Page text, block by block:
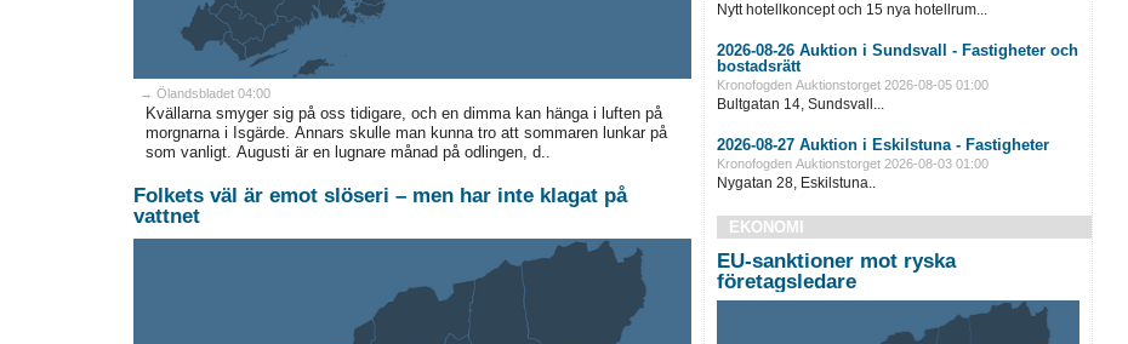
→ Ölandsbladet 04:00
Kvällarna smyger sig på oss tidigare, och en dimma kan hänga i luften på
morgnarna i Isgärde. Annars skulle man kunna tro att sommaren lunkar på
som vanligt. Augusti är en lugnare månad på odlingen, d..
Folkets väl är emot slöseri – men har inte klagat på
vattnet
Nytt hotellkoncept och 15 nya hotellrum...
2026-08-26 Auktion i Sundsvall - Fastigheter och
bostadsrätt
Kronofogden Auktionstorget 2026-08-05 01:00
Bultgatan 14, Sundsvall...
2026-08-27 Auktion i Eskilstuna - Fastigheter
Kronofogden Auktionstorget 2026-08-03 01:00
Nygatan 28, Eskilstuna..
EKONOMI
EU-sanktioner mot ryska
företagsledare